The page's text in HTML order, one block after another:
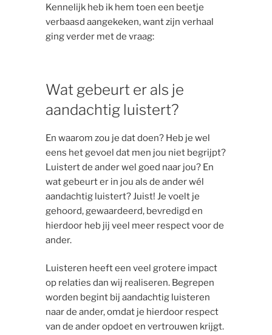
Kennelijk heb ik hem toen een beetje
verbaasd aangekeken, want zijn verhaal
ging verder met de vraag:
Wat gebeurt er als je
aandachtig luistert?
En waarom zou je dat doen? Heb je wel
eens het gevoel dat men jou niet begrijpt?
Luistert de ander wel goed naar jou? En
wat gebeurt er in jou als de ander wél
aandachtig luistert? Juist! Je voelt je
gehoord, gewaardeerd, bevredigd en
hierdoor heb jij veel meer respect voor de
ander.
Luisteren heeft een veel grotere impact
op relaties dan wij realiseren. Begrepen
worden begint bij aandachtig luisteren
naar de ander, omdat je hierdoor respect
van de ander opdoet en vertrouwen krijgt.